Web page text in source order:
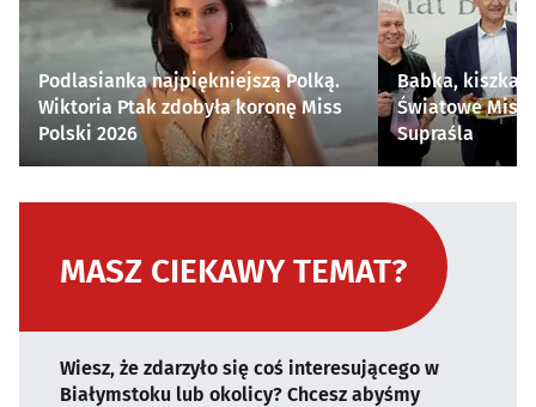
Podlasianka najpiękniejszą Polką.
Wiktoria Ptak zdobyła koronę Miss
Polski 2026
Babka, kiszka i
Światowe
Supraśla
MASZ CIEKAWY TEMAT?
Wiesz, że zdarzyło się coś interesującego w
Białymstoku lub okolicy? Chcesz abyśmy